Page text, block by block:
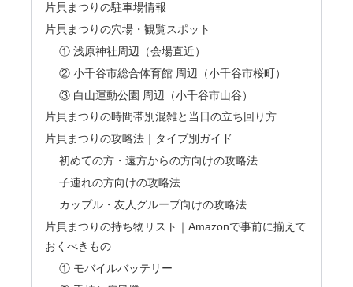
片貝まつりの駐車場情報
片貝まつりの穴場・観覧スポット
① 浅原神社周辺（会場直近）
② 小千谷市総合体育館 周辺（小千谷市桜町）
③ 白山運動公園 周辺（小千谷市山谷）
片貝まつりの時間帯別混雑と当日の立ち回り方
片貝まつりの攻略法｜タイプ別ガイド
初めての方・遠方からの方向けの攻略法
子連れの方向けの攻略法
カップル・友人グループ向けの攻略法
片貝まつりの持ち物リスト｜Amazonで事前に揃えて
おくべきもの
① モバイルバッテリー